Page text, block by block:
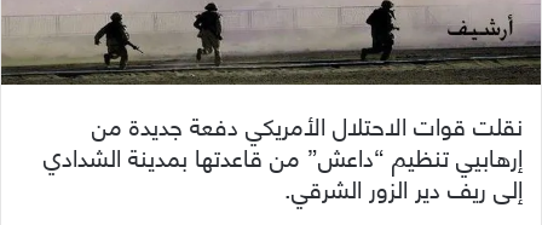
نقلت قوات الاحتلال الأمريكي دفعة جديدة من
إرهابيي تنظيم “داعش” من قاعدتها بمدينة الشدادي
إلى ريف دير الزور الشرقي.